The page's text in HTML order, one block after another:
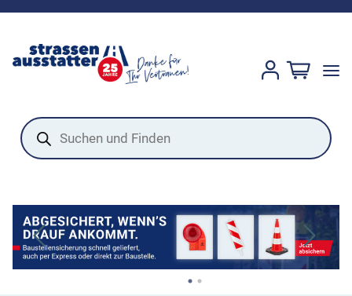
Products
search